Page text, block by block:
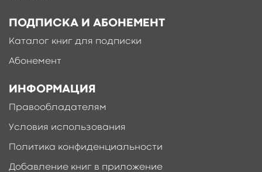
ПОДПИСКА И АБОНЕМЕНТ
Каталог книг для подписки
Абонемент
ИНФОРМАЦИЯ
Правообладателям
Условия использования
Политика конфиденциальности
Добавление книг в приложение